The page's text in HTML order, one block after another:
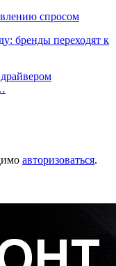
спросом
бренды переходят к
авторизоваться.